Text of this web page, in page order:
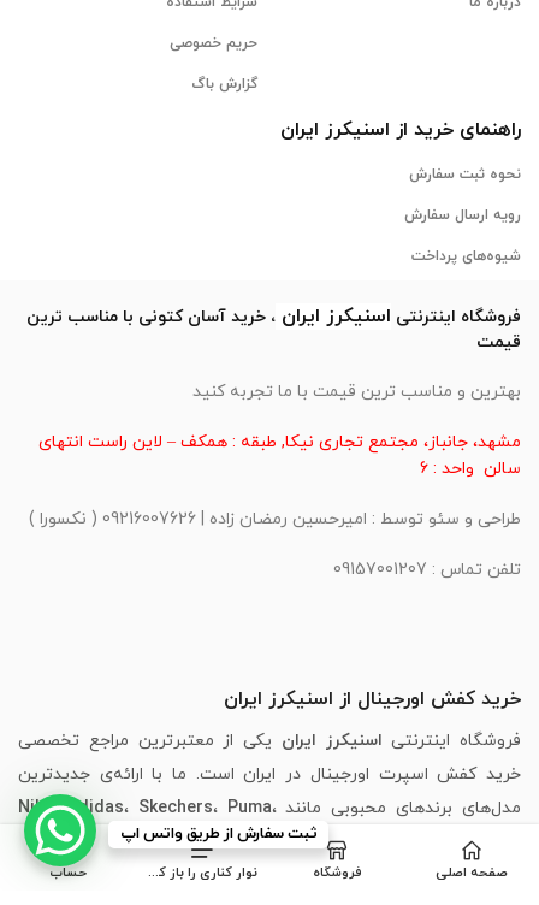
حریم خصوصی
گزارش باگ
راهنمای خرید از اسنیکرز ایران
نحوه ثبت سفارش
رویه ارسال سفارش
شیوه‌های پرداخت
فروشگاه اینترنتی اسنیکرز ایران ، خرید آسان کتونی با مناسب ترین
قیمت
بهترین و مناسب ترین قیمت با ما تجربه کنید
مشهد، جانباز، مجتمع تجاری نیکا, طبقه : همکف – لاین راست انتهای
سالن واحد : 6
طراحی و سئو توسط : امیرحسین رمضان زاده | 09216007626 ( نکسورا )
تلفن تماس : 09157001207
خرید کفش اورجینال از اسنیکرز ایران
فروشگاه اینترنتی اسنیکرز ایران یکی از معتبرترین مراجع تخصصی
خرید کفش اسپرت اورجینال در ایران است. ما با ارائه‌ی جدیدترین
مدل‌های برندهای محبوبی مانند
Nike،Adidas، Skechers، Puma،
New Balance
، تجربه‌ای مطمئن، سریع و لذت‌بخش از خرید
اینترنتی کفش را برای شما فراهم کرده‌ایم.
صفحه اصلی فروشگاه نوار کناری را باز کنید حساب
ثبت سفارش از طریق واتس اپ